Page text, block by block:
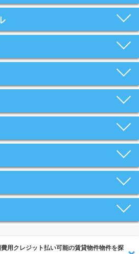
用クレジット払い可能の賃貸物件物件を探